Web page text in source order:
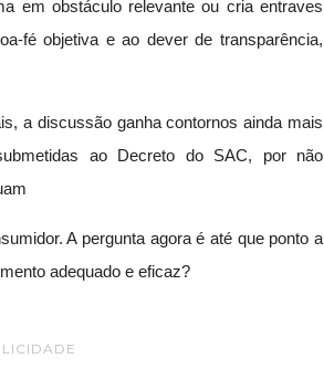
em obstáculo relevante ou cria entraves
fé objetiva e ao dever de transparência,
a discussão ganha contornos ainda mais
ao Decreto do SAC, por não
A pergunta agora é até que ponto a
adequado e eficaz?